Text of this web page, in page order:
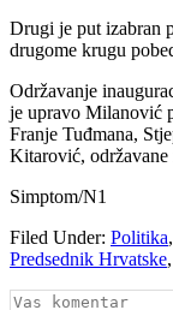
Drugi je put izabran
drugome krugu
Održavanje
je upravo Milanović
Franje Tuđmana,
Kitarović,
Simptom/N1
Filed Under: Politika,
Predsednik Hrvatske,